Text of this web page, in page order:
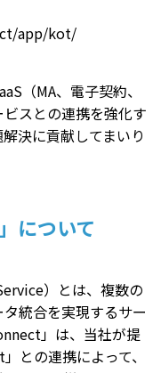
app/kot/
（MA、電子契約、
スとの連携を強化す
決に貢献してまいり
について
）とは、複数の
統合を実現するサー
」は、当社が提
との連携によって、